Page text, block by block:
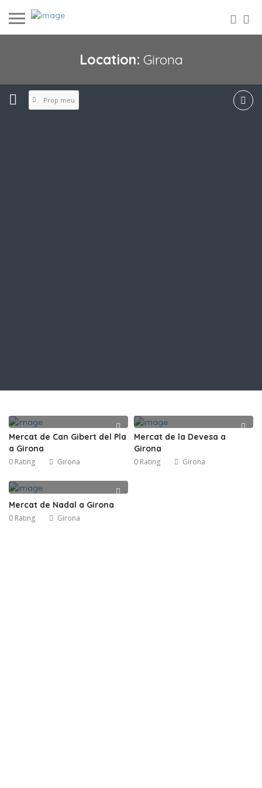
Location: Girona
Prop meu
Mercat de Can Gibert del Pla
a Girona
0 Rating Girona
Mercat de la Devesa a
Girona
0 Rating Girona
Mercat de Nadal a Girona
0 Rating Girona